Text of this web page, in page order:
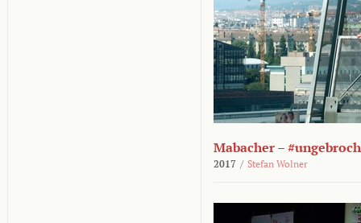
Mabacher –
2017 / Stefan Wolner